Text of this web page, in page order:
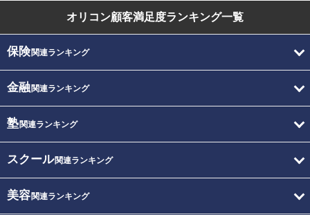
オリコン顧客満足度ランキング一覧
保険関連ランキング
金融関連ランキング
塾関連ランキング
スクール関連ランキング
美容関連ランキング